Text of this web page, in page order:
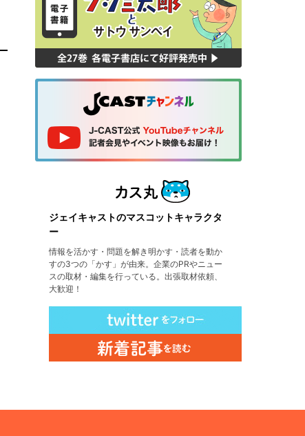
ジェイキャストのマスコットキャラクタ
ー
情報を活かす・問題を解き明かす・読者を動か
すの3つの「かす」が由来。企業のPRやニュー
スの取材・編集を行っている。出張取材依頼、
大歓迎！